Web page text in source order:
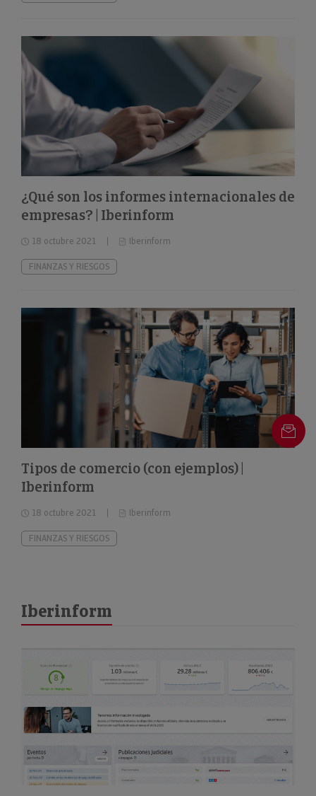
¿Qué son los informes internacionales de
empresas? | Iberinform
18 octubre 2021 Iberinform
FINANZAS Y RIESGOS
Tipos de comercio (con ejemplos) |
Iberinform
18 octubre 2021 Iberinform
FINANZAS Y RIESGOS
Iberinform